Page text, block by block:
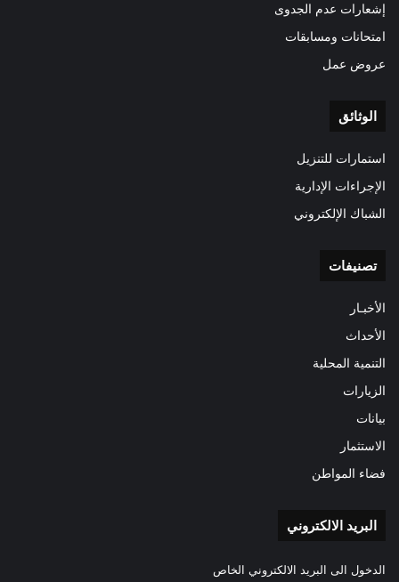
إشعارات عدم الجدوى
امتحانات ومسابقات
عروض عمل
الوثائق
استمارات للتنزيل
الإجراءات الإدارية
الشباك الإلكتروني
تصنيفات
الأخبـار
الأحداث
التنمية المحلية
الزيارات
بيانات
الاستثمار
فضاء المواطن
البريد الالكتروني
الدخول الى البريد الالكتروني الخاص